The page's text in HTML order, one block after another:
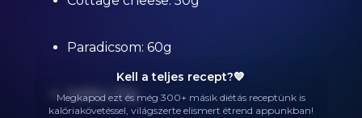
Paradicsom: 60g
Saláta: 20g
Kell a teljes recept?💙
Megkapod ezt és még 300+ másik diétás receptünk is
kalóriakövetéssel, világszerte elismert étrend appunkban!